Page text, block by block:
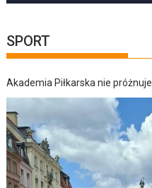
SPORT
Akademia Piłkarska nie próżnuje